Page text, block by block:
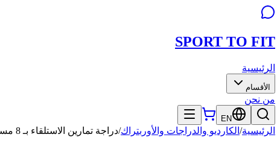
SPORT TO FIT
الرئيسية
الأقسام
من نحن
EN
الرئيسية/ الكارديو والدراجات والأوربتراك/دراجة تمارين الاستلقاء بـ 8 مستويات مقاومة مغناطيسية